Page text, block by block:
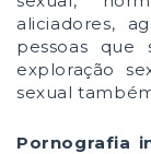
aliciadores,
pessoas que
exploração
sexual
Pornografia